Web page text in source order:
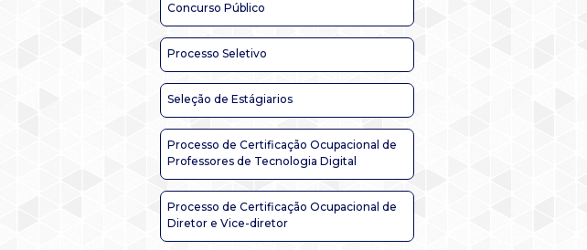
Concurso Público
Processo Seletivo
Seleção de Estágiarios
Processo de Certificação Ocupacional de
Professores de Tecnologia Digital
Processo de Certificação Ocupacional de
Diretor e Vice-diretor